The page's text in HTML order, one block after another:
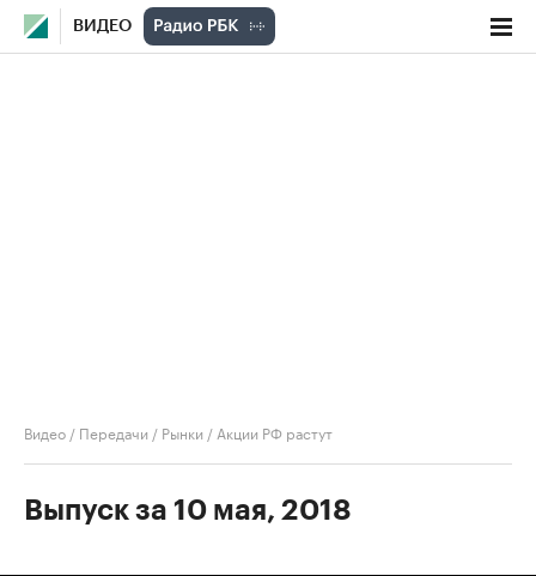
ВИДЕО
Видео / Передачи / Рынки / Акции РФ растут
Выпуск за 10 мая, 2018